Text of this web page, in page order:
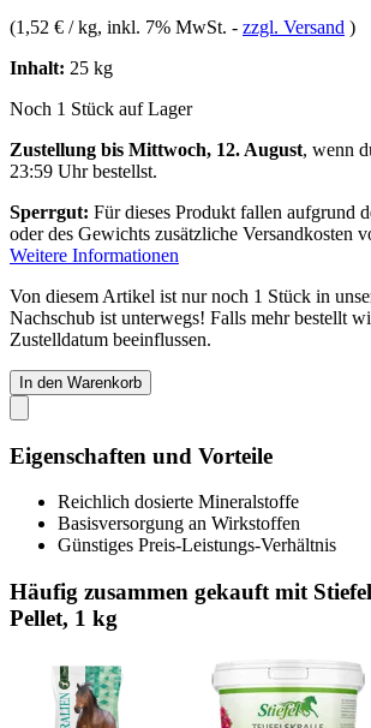
(1,52 € / kg, inkl. 7% MwSt. - zzgl. Versand )
Inhalt: 25 kg
Noch 1 Stück auf Lager
Zustellung bis Mittwoch, 12. August, wenn
23:59 Uhrbestellst.
Sperrgut: Für dieses Produkt fallen aufgrund
oder des Gewichts zusätzliche Versandkosten
Weitere Informationen
Von diesem Artikel ist nur noch 1 Stück in
Nachschub ist unterwegs! Falls mehr bestellt
Zustelldatum beeinflussen.
In den Warenkorb
Eigenschaften und Vorteile
Reichlich dosierte Mineralstoffe
Basisversorgung an Wirkstoffen
Günstiges Preis-Leistungs-Verhältnis
Häufig zusammen gekauft mit
Pellet, 1 kg